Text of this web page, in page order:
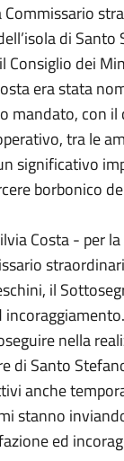
di
Consiglio dei
era stata
mandato, con il
tra le
significativo
borbonico
Costa - per
il
nella
di Santo
anche
stanno
ed